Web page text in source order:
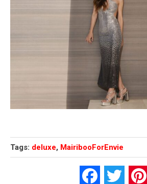
Tags: deluxe, MairibooForEnvie
FacebookTwitter